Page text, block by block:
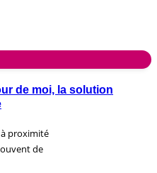
de moi, la solution
proximité
de